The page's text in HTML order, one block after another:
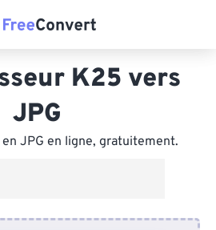
K25 vers
JPG
JPG en ligne, gratuitement.